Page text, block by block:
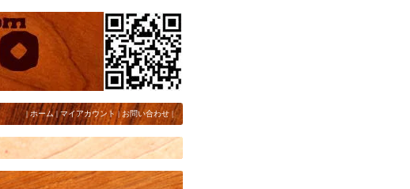
|ホーム|マイアカウント | お問い合わせ |